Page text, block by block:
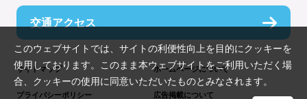
交通アクセス
サイトマップ ホームページについて
プライバシーポリシー 広告掲載について
このウェブサイトでは、サイトの利便性向上を目的にクッキーを
使用しております。このまま本ウェブサイトをご利用いただく場
合、クッキーの使用に同意いただいたものとみなされます。